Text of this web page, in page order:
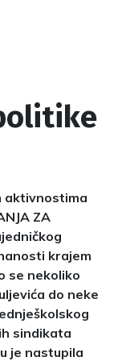
aktivnostima
ZA
krajem
se nekoliko
do neke
sindikata
je nastupila